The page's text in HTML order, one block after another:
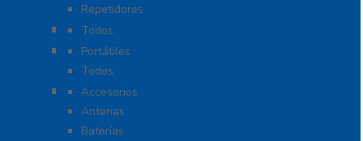
Repetidores
Radios ICOM WiFi
Todos
Radios Marinos
Portátiles
Todos
Accesorios para KENWOOD
Accesorios
Antenas
Baterías